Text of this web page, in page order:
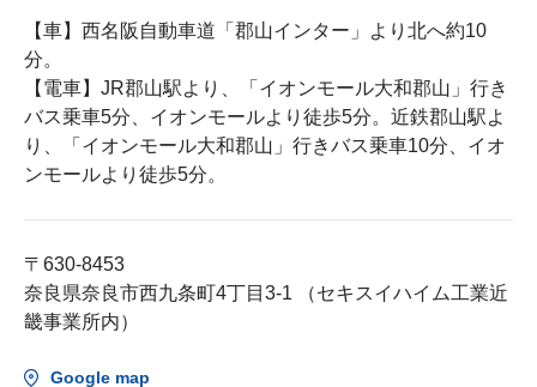
【車】西名阪自動車道「郡山インター」より北へ約10
分。
【電車】JR郡山駅より、「イオンモール大和郡山」行き
バス乗車5分、イオンモールより徒歩5分。近鉄郡山駅よ
り、「イオンモール大和郡山」行きバス乗車10分、イオ
ンモールより徒歩5分。
〒630-8453
奈良県奈良市西九条町4丁目3-1 （セキスイハイム工業近
畿事業所内）
Google map